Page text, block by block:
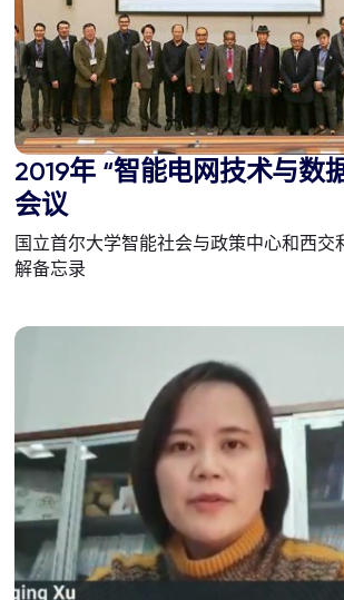
2019年 “智能电网技术与数
会议
国立首尔大学智能社会与政策中心和西交
解备忘录